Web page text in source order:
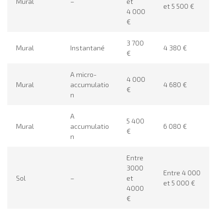
4 000
€
et 5 500 €
Mural Instantané
3 700
€
4 380 €
Mural
A micro-
accumulatio
n
4 000
€
4 680 €
Mural
A
accumulatio
n
5 400
€
6 080 €
Sol –
Entre
3000
et
4000
€
Entre 4 000
et 5 000 €